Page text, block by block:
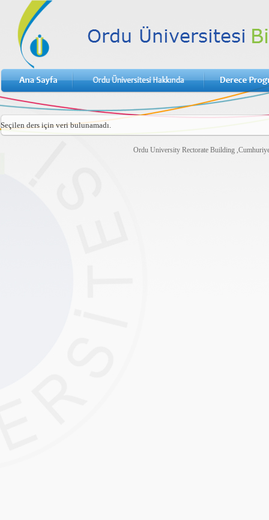
Seçilen ders için veri bulunamadı.
Ordu University Rectorate Building